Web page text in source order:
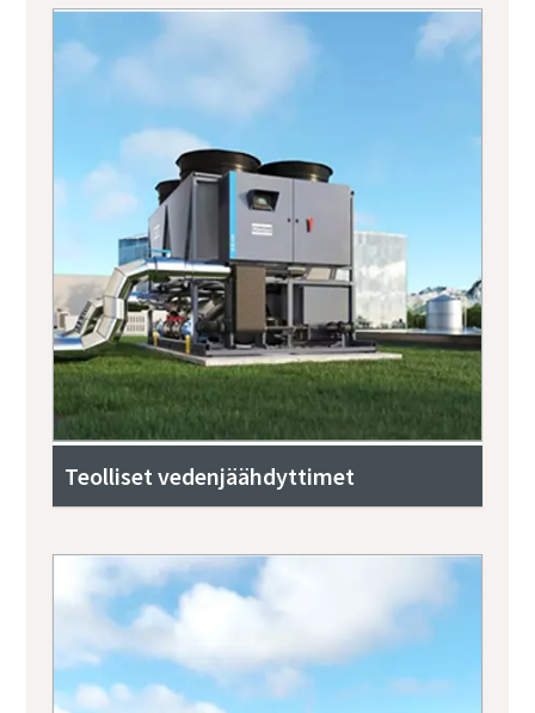
Teolliset vedenjäähdyttimet